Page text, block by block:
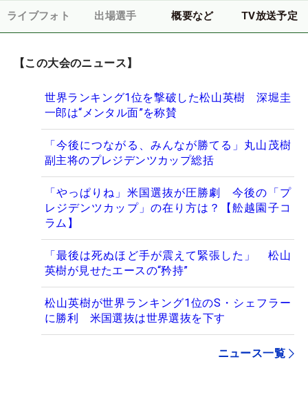
ライブフォト 出場選手 概要など TV放送予定
【この大会のニュース】
世界ランキング1位を撃破した松山英樹 深堀圭
一郎は“メンタル面”を称賛
「今後につながる、みんなが勝てる」丸山茂樹
副主将のプレジデンツカップ総括
「やっぱりね」米国選抜が圧勝劇 今後の「プ
レジデンツカップ」の在り方は？【舩越園子コ
ラム】
「最後は死ぬほど手が震えて緊張した」 松山
英樹が見せたエースの“矜持”
松山英樹が世界ランキング1位のS・シェフラー
に勝利 米国選抜は世界選抜を下す
ニュース一覧